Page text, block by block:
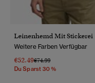
Leinenhemd Mit Stickerei
Weitere Farben Verfügbar
€52.49Preis Wurde Reduziert
€74.99Bis
Du Sparst 30 %